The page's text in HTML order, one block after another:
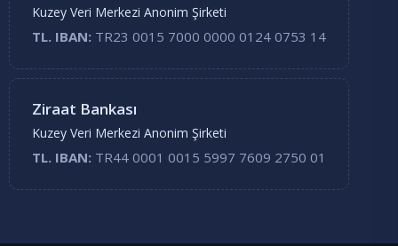
Kuzey Veri Merkezi Anonim Şirketi
TL. IBAN: TR23 0015 7000 0000 0124 0753 14
Ziraat Bankası
Kuzey Veri Merkezi Anonim Şirketi
TL. IBAN: TR44 0001 0015 5997 7609 2750 01